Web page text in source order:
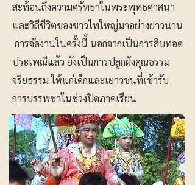
สะท้อนถึงความศรัทธาในพระพุทธศาสนา
และวิถีชีวิตของชาวไทใหญ่มาอย่างยาวนาน
การจัดงานในครั้งนี้ นอกจากเป็นการสืบทอด
ประเพณีแล้ว ยังเป็นการปลูกฝังคุณธรรม
จริยธรรม ให้แก่เด็กและเยาวชนที่เข้ารับ
การบรรพชาในช่วงปิดภาคเรียน